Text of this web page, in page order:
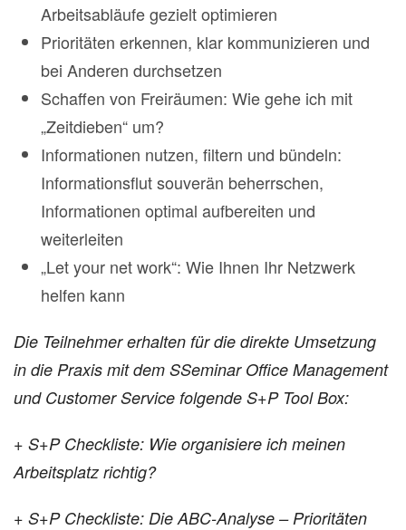
Arbeitsabläufe gezielt optimieren
Prioritäten erkennen, klar kommunizieren und
bei Anderen durchsetzen
Schaffen von Freiräumen: Wie gehe ich mit
„Zeitdieben“ um?
Informationen nutzen, filtern und bündeln:
Informationsflut souverän beherrschen,
Informationen optimal aufbereiten und
weiterleiten
„Let your net work“: Wie Ihnen Ihr Netzwerk
helfen kann
Die Teilnehmer erhalten für die direkte Umsetzung
in die Praxis mit dem SSeminar Office Management
und Customer Service folgende S+P Tool Box:
+ S+P Checkliste: Wie organisiere ich meinen
Arbeitsplatz richtig?
+ S+P Checkliste: Die ABC-Analyse – Prioritäten